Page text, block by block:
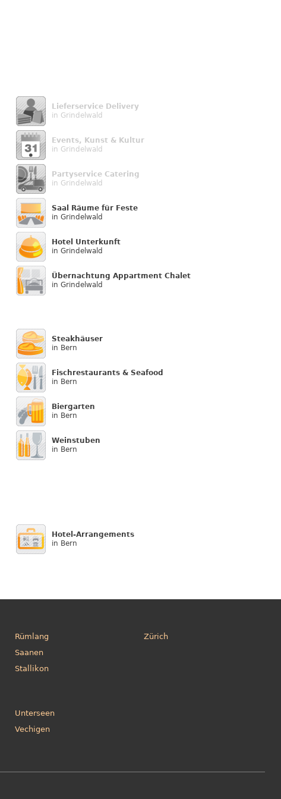
Lieferservice Delivery
in Grindelwald
Events, Kunst & Kultur
in Grindelwald
Partyservice Catering
in Grindelwald
Saal Räume für Feste
in Grindelwald
Hotel Unterkunft
in Grindelwald
Übernachtung Appartment Chalet
in Grindelwald
Steakhäuser
in Bern
Fischrestaurants & Seafood
in Bern
Biergarten
in Bern
Weinstuben
in Bern
Hotel-Arrangements
in Bern
Rümlang
Saanen
Stallikon
Zürich
Unterseen
Vechigen